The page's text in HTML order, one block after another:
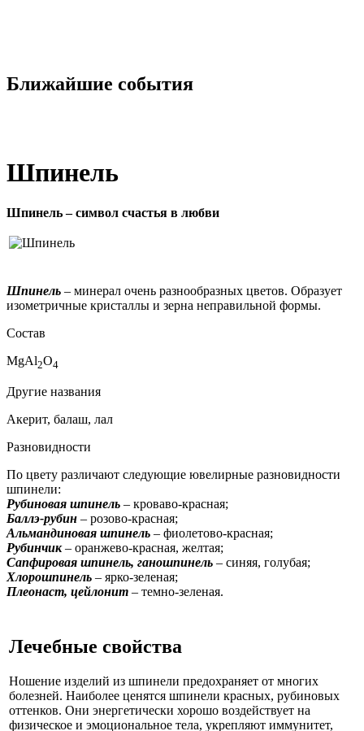
Ближайшие события
Шпинель
Шпинель – символ счастья в любви
Шпинель – минерал очень разнообразных цветов. Образует
изометричные кристаллы и зерна неправильной формы.
Состав
MgAl2O4
Другие названия
Акерит, балаш, лал
Разновидности
По цвету различают следующие ювелирные разновидности
шпинели:
Рубиновая шпинель – кроваво-красная;
Баллэ-рубин – розово-красная;
Альмандиновая шпинель – фиолетово-красная;
Рубинчик– оранжево-красная, желтая;
Сапфировая шпинель, ганошпинель – синяя, голубая;
Хлорошпинель – ярко-зеленая;
Плеонаст, цейлонит – темно-зеленая.
Лечебные свойства
Ношение изделий из шпинели предохраняет от многих
болезней. Наиболее ценятся шпинели красных, рубиновых
оттенков. Они энергетически хорошо воздействует на
физическое и эмоциональное тела, укрепляют иммунитет,